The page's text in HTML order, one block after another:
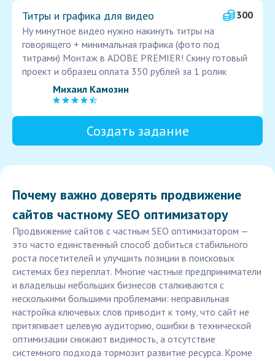
Титры и графика для видео
300
Ну минутное видео нужно накинуть титры на
говорящего + минимальная графика (фото под
титрами) Монтаж в ADOBE PREMIER! Скину готовый
проект и образец оплата 350 рублей за 1 ролик
Михаил Камозин
Создать задание
Почему важно доверять продвижение
сайтов частному SEO оптимизатору
Продвижение сайтов с частным SEO оптимизатором —
это часто единственный способ добиться стабильного
роста посетителей и улучшить позиции в поисковых
системах без переплат. Многие частные предприниматели
и владельцы небольших бизнесов сталкиваются с
несколькими большими проблемами: неправильная
настройка ключевых слов приводит к тому, что сайт не
притягивает целевую аудиторию, ошибки в технической
оптимизации снижают видимость, а отсутствие
системного подхода тормозит развитие ресурса. Кроме